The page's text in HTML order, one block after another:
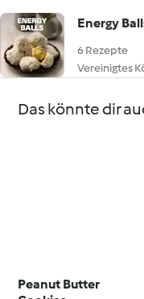
Energy
6 Rezepte
Vereinigtes
Das könnte dir
Peanut Butter